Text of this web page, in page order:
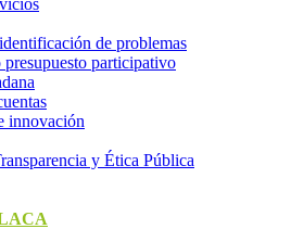
de problemas
participativo​
innovación
y Ética Pública